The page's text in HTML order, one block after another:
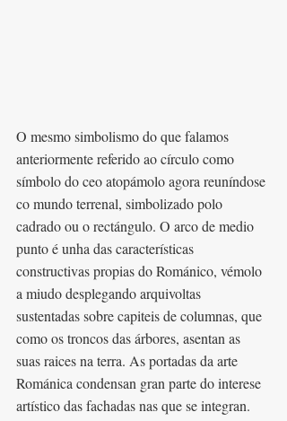
O mesmo simbolismo do que falamos
anteriormente referido ao círculo como
símbolo do ceo atopámolo agora reuníndose
co mundo terrenal, simbolizado polo
cadrado ou o rectángulo. O arco de medio
punto é unha das características
constructivas propias do Románico, vémolo
a miudo desplegando arquivoltas
sustentadas sobre capiteis de columnas, que
como os troncos das árbores, asentan as
suas raices na terra. As portadas da arte
Románica condensan gran parte do interese
artístico das fachadas nas que se integran.